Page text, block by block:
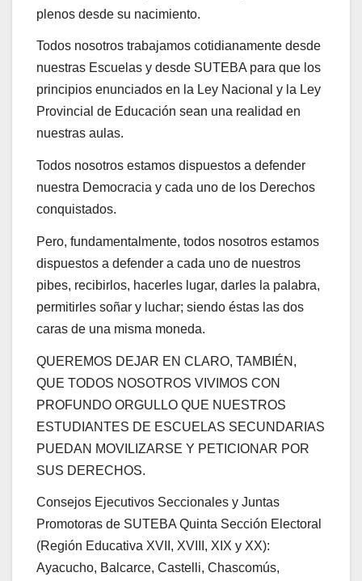
plenos desde su nacimiento.
Todos nosotros trabajamos cotidianamente desde
nuestras Escuelas y desde SUTEBA para que los
principios enunciados en la Ley Nacional y la Ley
Provincial de Educación sean una realidad en
nuestras aulas.
Todos nosotros estamos dispuestos a defender
nuestra Democracia y cada uno de los Derechos
conquistados.
Pero, fundamentalmente, todos nosotros estamos
dispuestos a defender a cada uno de nuestros
pibes, recibirlos, hacerles lugar, darles la palabra,
permitirles soñar y luchar; siendo éstas las dos
caras de una misma moneda.
QUEREMOS DEJAR EN CLARO, TAMBIÉN,
QUE TODOS NOSOTROS VIVIMOS CON
PROFUNDO ORGULLO QUE NUESTROS
ESTUDIANTES DE ESCUELAS SECUNDARIAS
PUEDAN MOVILIZARSE Y PETICIONAR POR
SUS DERECHOS.
Consejos Ejecutivos Seccionales y Juntas
Promotoras de SUTEBA Quinta Sección Electoral
(Región Educativa XVII, XVIII, XIX y XX):
Ayacucho, Balcarce, Castelli, Chascomús,